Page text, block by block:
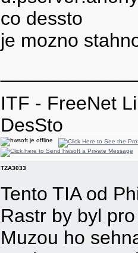
co dessto
je mozno
ITF - FreeNet
DesSto
jabber:
TZA3033
Tento TIA od
Rastr by byl
Muzou ho